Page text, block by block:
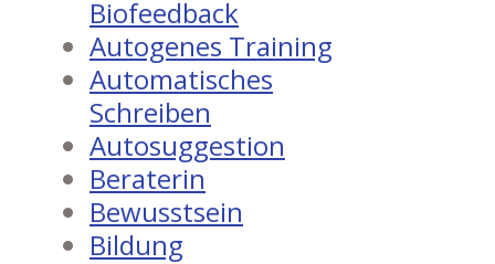
Biofeedback
Autogenes Training
Automatisches
Schreiben
Autosuggestion
Beraterin
Bewusstsein
Bildung